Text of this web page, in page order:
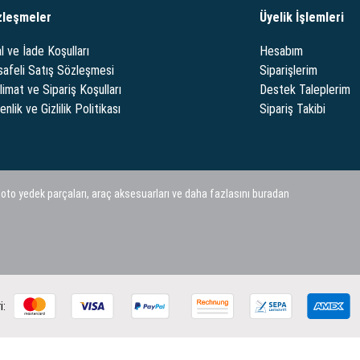
ve İade Koşulları
Satış Sözleşmesi
ve Sipariş Koşulları
ve Gizlilik Politikası
Üyelik İşlemleri
Hesabım
Siparişlerim
Destek Taleplerim
Sipariş Takibi
yedek parçaları, araç aksesuarları ve daha fazlasını buradan